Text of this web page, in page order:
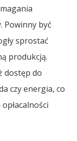
. Powinny być
sprostać
produkcją.
dostęp do
czy energia, co